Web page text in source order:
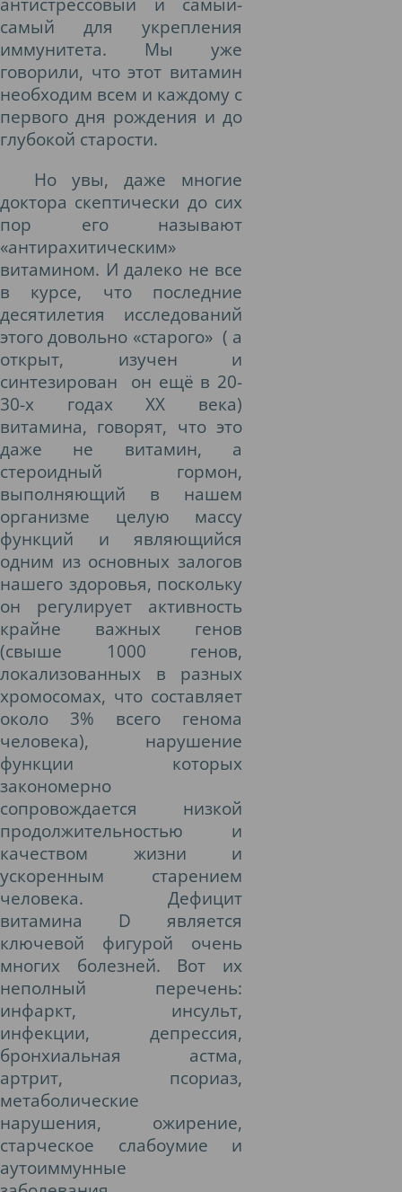
самый для укрепления
иммунитета. Мы уже
говорили, что этот витамин
необходим всем и каждому с
первого дня рождения и до
глубокой старости.
Но увы, даже многие
доктора скептически до сих
пор его называют
«антирахитическим»
витамином. И далеко не все
в курсе, что последние
десятилетия исследований
этого довольно «старого» ( а
открыт, изучен и
синтезирован
он ещё в 20-
30-х годах ХХ века)
витамина, говорят, что это
даже не витамин, а
стероидный гормон,
выполняющий в нашем
организме целую массу
функций и являющийся
одним из основных залогов
нашего здоровья, поскольку
он регулирует активность
крайне важных генов
(свыше 1000 генов,
локализованных в разных
хромосомах, что составляет
около 3% всего генома
человека), нарушение
функции которых
закономерно
сопровождается низкой
продолжительностью и
качеством жизни и
ускоренным старением
человека. Дефицит
витамина D является
ключевой фигурой очень
многих болезней. Вот их
неполный перечень:
инфаркт, инсульт,
инфекции, депрессия,
бронхиальная астма,
артрит, псориаз,
метаболические
нарушения, ожирение,
старческое слабоумие и
аутоиммунные